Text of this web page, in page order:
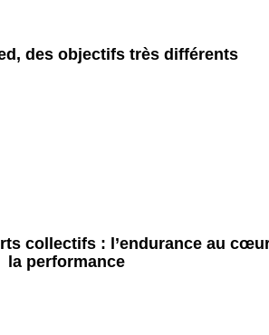
des objectifs très différents
collectifs : l’endurance au
la performance